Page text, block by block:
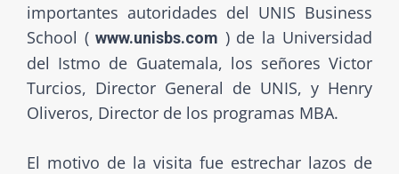
importantes autoridades del UNIS Business
School ( www.unisbs.com ) de la Universidad
del Istmo de Guatemala, los señores Victor
Turcios, Director General de UNIS, y Henry
Oliveros, Director de los programas MBA.
El motivo de la visita fue estrechar lazos de